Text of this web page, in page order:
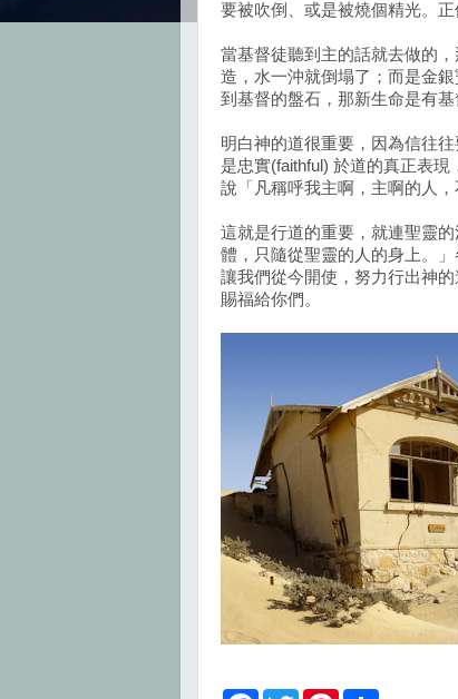
要被吹倒、或是被燒個精光。
當基督徒聽到主的話就去做的
造，水一沖就倒塌了；而是金
到基督的盤石，那新生命是有基
明白神的道很重要，因為信往
是忠實(faithful) 於道的真正表
說「凡稱呼我主啊，主啊的人
這就是行道的重要，就連聖靈
體，只隨從聖靈的人的身上。
讓我們從今開使，努力行出神
賜福給你們。